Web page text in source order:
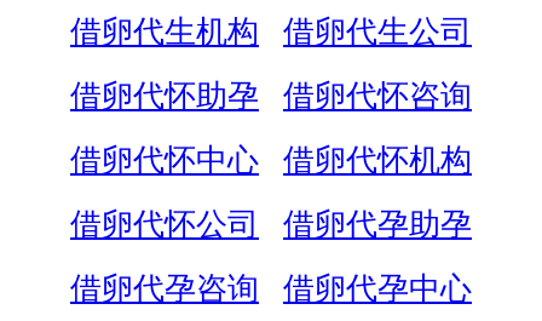
借卵代生机构
借卵代生公司
借卵代怀助孕
借卵代怀咨询
借卵代怀中心
借卵代怀机构
借卵代怀公司
借卵代孕助孕
借卵代孕咨询
借卵代孕中心